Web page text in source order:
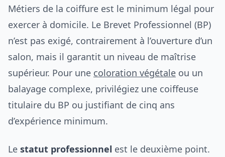
Métiers de la coiffure est le minimum légal pour
exercer à domicile. Le Brevet Professionnel (BP)
n’est pas exigé, contrairement à l’ouverture d’un
salon, mais il garantit un niveau de maîtrise
supérieur. Pour une coloration végétale ou un
balayage complexe, privilégiez une coiffeuse
titulaire du BP ou justifiant de cinq ans
d’expérience minimum.
Le statut professionnel est le deuxième point.